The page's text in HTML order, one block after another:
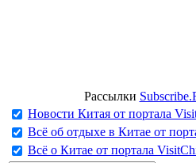
Рассылки
Новости Китая от портала
Всё об отдыхе в Китае от
Всё о Китае от портала